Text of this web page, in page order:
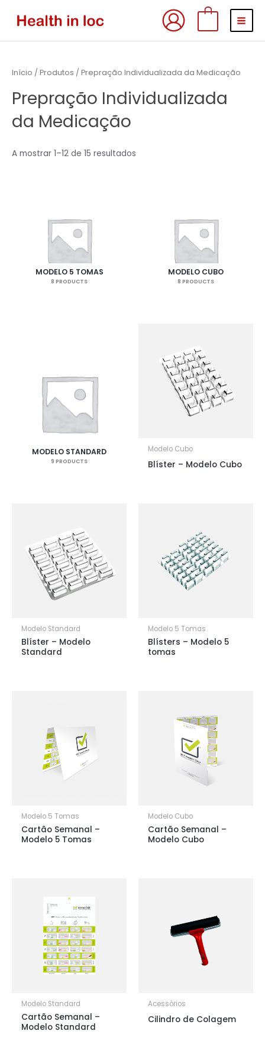
Início / Produtos / Prepração Individualizada da Medicação
Prepração Individualizada
da Medicação
A mostrar 1–12 de 15 resultados
MODELO 5 TOMAS
8 PRODUCTS
MODELO CUBO
8 PRODUCTS
MODELO STANDARD
9 PRODUCTS
Modelo Cubo
Blíster – Modelo Cubo
Modelo Standard
Blíster – Modelo
Standard
Modelo 5 Tomas
Blísters – Modelo 5
tomas
Modelo 5 Tomas
Cartão Semanal –
Modelo 5 Tomas
Modelo Cubo
Cartão Semanal –
Modelo Cubo
Modelo Standard
Cartão Semanal –
Modelo Standard
Acessórios
Cilindro de Colagem